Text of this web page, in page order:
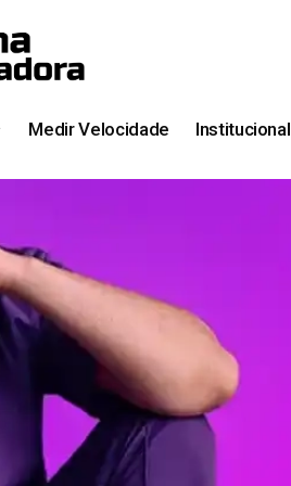
Medir Velocidade Institucional